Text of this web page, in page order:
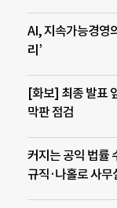
AI, 지속가능경영
리’
[화보] 최종 발표
막판 점검
커지는 공익 법률
규직·나홀로 사무